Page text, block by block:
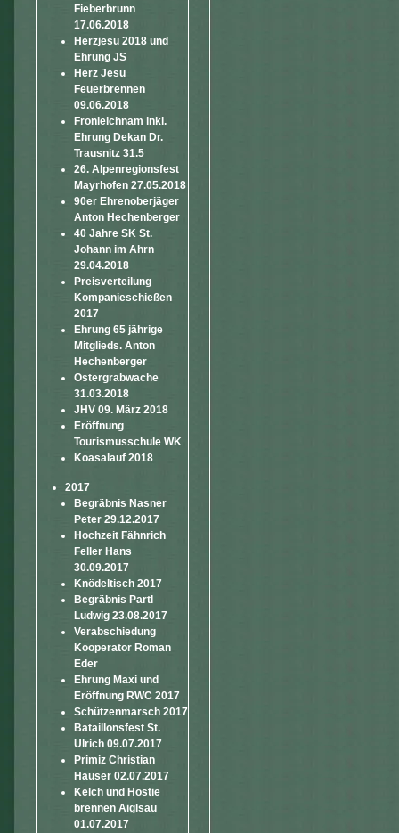
Fieberbrunn
17.06.2018
Herzjesu 2018 und
Ehrung JS
Herz Jesu
Feuerbrennen
09.06.2018
Fronleichnam inkl.
Ehrung Dekan Dr.
Trausnitz 31.5
26. Alpenregionsfest
Mayrhofen 27.05.2018
90er Ehrenoberjäger
Anton Hechenberger
40 Jahre SK St.
Johann im Ahrn
29.04.2018
Preisverteilung
Kompanieschießen
2017
Ehrung 65 jährige
Mitglieds. Anton
Hechenberger
Ostergrabwache
31.03.2018
JHV 09. März 2018
Eröffnung
Tourismusschule WK
Koasalauf 2018
2017
Begräbnis Nasner
Peter 29.12.2017
Hochzeit Fähnrich
Feller Hans
30.09.2017
Knödeltisch 2017
Begräbnis Partl
Ludwig 23.08.2017
Verabschiedung
Kooperator Roman
Eder
Ehrung Maxi und
Eröffnung RWC 2017
Schützenmarsch 2017
Bataillonsfest St.
Ulrich 09.07.2017
Primiz Christian
Hauser 02.07.2017
Kelch und Hostie
brennen Aiglsau
01.07.2017